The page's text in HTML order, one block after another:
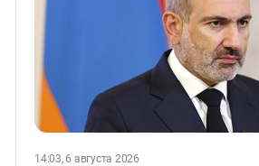
14:03, 6 августа 2026